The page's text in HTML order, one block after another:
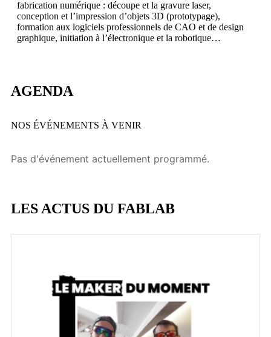
fabrication numérique : découpe et la gravure laser,
conception et l’impression d’objets 3D (prototypage),
formation aux logiciels professionnels de CAO et de design
graphique, initiation à l’électronique et la robotique…
AGENDA
NOS ÉVÉNEMENTS À VENIR
Pas d'événement actuellement programmé.
LES ACTUS DU FABLAB